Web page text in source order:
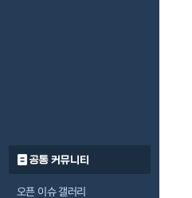
공통 커뮤니티
오픈 이슈 갤러리